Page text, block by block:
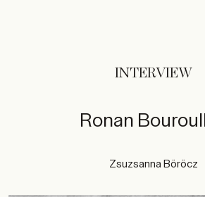
INTERVIEW
Ronan
Zsuzsanna Böröcz